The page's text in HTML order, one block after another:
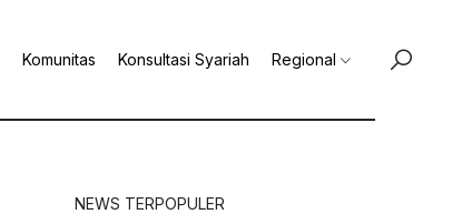
Komunitas Konsultasi Syariah Regional
NEWS TERPOPULER